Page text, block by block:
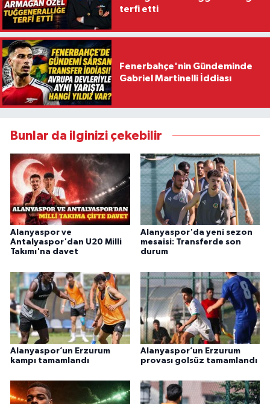
terfi etti
Fenerbahçe'nin Gündeminde
Gabriel Martinelli İddiası
Bunlar da ilginizi çekebilir
Alanyaspor ve
Antalyaspor'dan U20 Milli
Takımı'na davet
Alanyaspor'da yeni sezon
mesaisi: Transferde son
durum
Alanyaspor’un Erzurum
kampı tamamlandı
Alanyaspor’un Erzurum
provası golsüz tamamlandı